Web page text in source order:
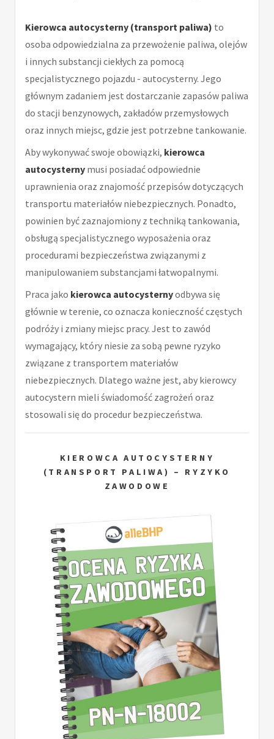
Kierowca autocysterny (transport paliwa) to
osoba odpowiedzialna za przewożenie paliwa, olejów
i innych substancji ciekłych za pomocą
specjalistycznego pojazdu - autocysterny. Jego
głównym zadaniem jest dostarczanie zapasów paliwa
do stacji benzynowych, zakładów przemysłowych
oraz innych miejsc, gdzie jest potrzebne tankowanie.
Aby wykonywać swoje obowiązki, kierowca
autocysterny musi posiadać odpowiednie
uprawnienia oraz znajomość przepisów dotyczących
transportu materiałów niebezpiecznych. Ponadto,
powinien być zaznajomiony z techniką tankowania,
obsługą specjalistycznego wyposażenia oraz
procedurami bezpieczeństwa związanymi z
manipulowaniem substancjami łatwopalnymi.
Praca jako kierowca autocysternyodbywa się
głównie w terenie, co oznacza konieczność częstych
podróży i zmiany miejsc pracy. Jest to zawód
wymagający, który niesie za sobą pewne ryzyko
związane z transportem materiałów
niebezpiecznych. Dlatego ważne jest, aby kierowcy
autocystern mieli świadomość zagrożeń oraz
stosowali się do procedur bezpieczeństwa.
KIEROWCA AUTOCYSTERNY
(TRANSPORT PALIWA) – RYZYKO
ZAWODOWE